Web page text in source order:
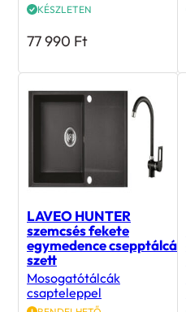
KÉSZLETEN
77 990 Ft
LAVEO HUNTER
szemcsés fekete
egymedence csepptálcás
szett
Mosogatótálcák
csapteleppel